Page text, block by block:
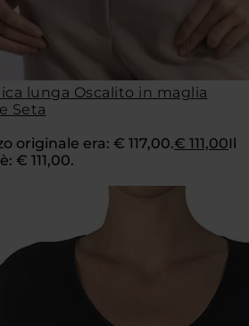
lunga Oscalito in maglia
Seta
originale era: € 117,00.€ 111,00Il
€ 111,00.